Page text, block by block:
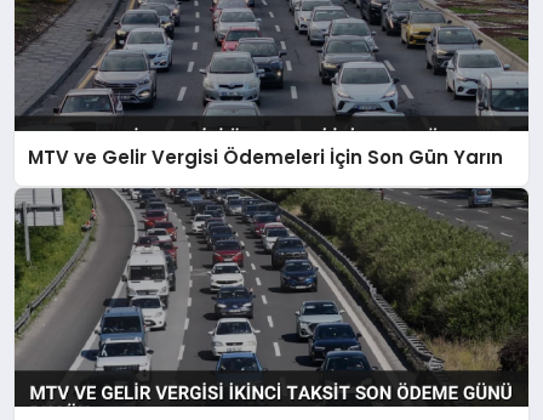
MTV ve Gelir Vergisi Ödemeleri İçin Son Gün Yarın